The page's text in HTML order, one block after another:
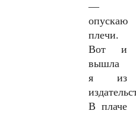
—
опускаю
плечи.
Вот и
вышла
я из
В плаче